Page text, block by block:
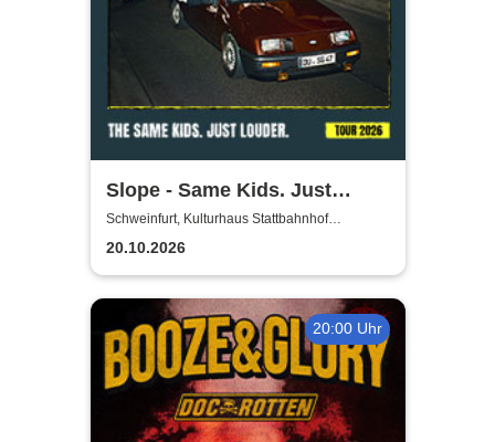
Slope - Same Kids. Just
louder. - Tour 2026
Schweinfurt, Kulturhaus Stattbahnhof
Schweinfurt
20.10.2026
20:00 Uhr